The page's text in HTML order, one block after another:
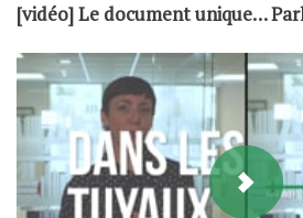
[vidéo] Le document unique…